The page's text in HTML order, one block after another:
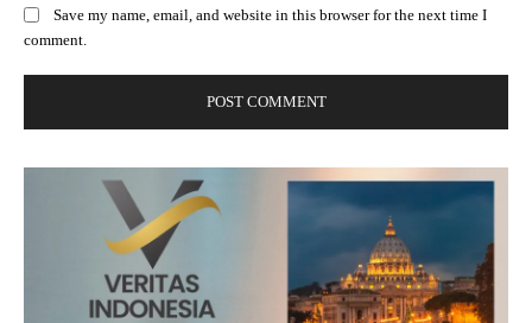
Save my name, email, and website in this browser for the next time I
comment.